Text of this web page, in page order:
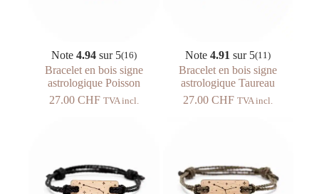
Note 4.94sur 5(16)
Bracelet en bois signe
astrologique Poisson
27.00 CHF TVA incl.
Note4.91 sur 5(11)
Bracelet en bois signe
astrologique Taureau
27.00CHF TVA incl.